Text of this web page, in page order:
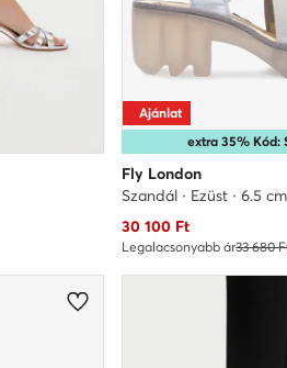
extra 35% Kód:
Ajánlat
Fly London
Szandál · Ezüst · 6.5 cm
Aktuális ár
30 100 Ft
Legalacsonyabb ár33 680